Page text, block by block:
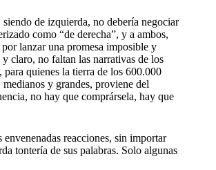
de izquierda, no debería negociar
como “de derecha”, y a ambos,
lanzar una promesa imposible y
claro, no faltan las narrativas de los
para quienes la tierra de los 600.000
medianos y grandes, proviene del
no hay que comprársela, hay que
envenenadas reacciones, sin importar
tontería de sus palabras. Solo algunas